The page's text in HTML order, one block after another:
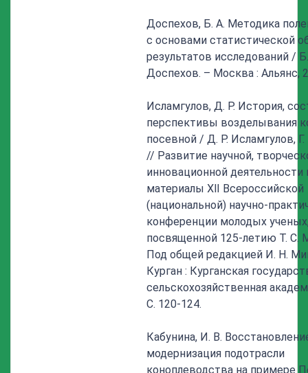
Доспехов, Б. А. Методика
с основами статистической
результатов исследований /
Доспехов. – Москва : Альянс,
Исламгулов, Д. Р. История,
перспективы возделывания
посевной / Д. Р. Исламгулов, Г.
// Развитие научной,
инновационной
материалы Ⅻ Всероссийской
(национальной) научно-
конференции молодых
посвященной 125-летию Т. С.
Под общей редакцией И. Н.
Курган : Курганская
сельскохозяйственная
С. 120-124.
Кабунина, И. В.
модернизация подотрасли
коноплеводства на примере